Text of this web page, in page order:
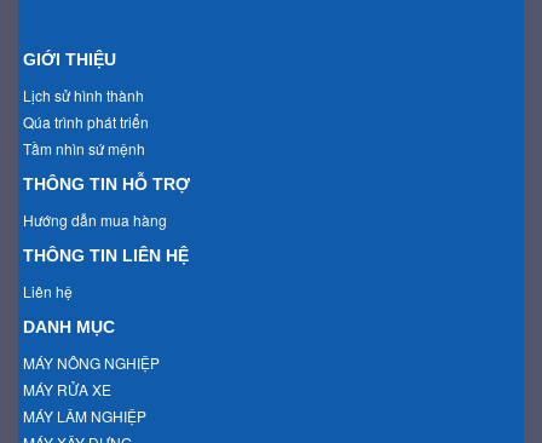
GIỚI THIỆU
Lịch sử hình thành
Qúa trình phát triển
Tầm nhìn sứ mệnh
THÔNG TIN HỖ TRỢ
Hướng dẫn mua hàng
THÔNG TIN LIÊN HỆ
Liên hệ
DANH MỤC
MÁY NÔNG NGHIỆP
MÁY RỬA XE
MÁY LÂM NGHIỆP